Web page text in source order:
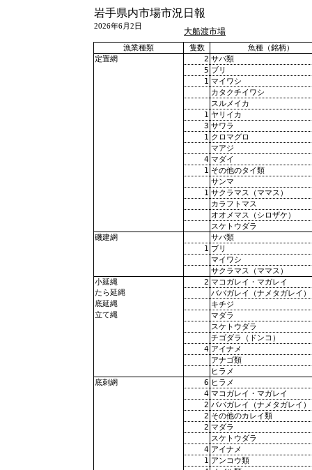
岩手県内市場市況日報
2026年6月2日
大船渡市場
漁業種類 隻数
魚種（銘柄）
定置網
2 サバ類
5 ブリ
1 マイワシ
カタクチイワシ
スルメイカ
1 ヤリイカ
3 サワラ
1 クロマグロ
マアジ
4 マダイ
1 その他のタイ類
サンマ
1 サクラマス（ママス）
カラフトマス
オオメマス（シロザケ）
スケトウダラ
磯建網
サバ類
1 ブリ
マイワシ
サクラマス（ママス）
小延縄 2 マコガレイ・マガレイ
たら延縄 ババガレイ（ナメタガレイ）
底延縄 キチジ
立て縄
マダラ
スケトウダラ
チゴダラ（ドンコ）
4 アイナメ
アナゴ類
ヒラメ
底刺網 6 ヒラメ
4 マコガレイ・マガレイ
2 ババガレイ（ナメタガレイ）
2 その他のカレイ類
2 マダラ
スケトウダラ
4 アイナメ
1 アンコウ類